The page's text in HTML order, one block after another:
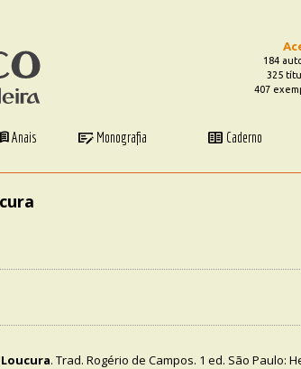
184
325
407
Anais checkbook Monografia two_pager Caderno
. Trad. Rogério de Campos. 1 ed. São Paulo: